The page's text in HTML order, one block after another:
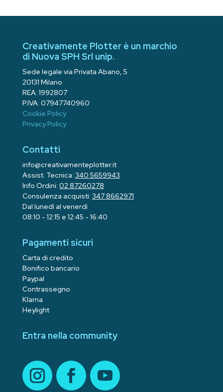
Creativamente Plotter è un marchio
di Nuova SPH Srl unip.
Sede legale via Privata Abano, 5
20131 Milano
REA: 1992807
P.IVA: 07947740960
Cookie Policy
Privacy Policy
Contatti
info@creativamenteplotter.it
Assist. Tecnica: 340 5659943
Info Ordini: 02 87260278
Consulenza acquisti: 347 8662971
Dal lunedì al venerdì
08:10 - 12:15 e 12:45 - 16:40
Pagamenti sicuri
Carta di credito
Bonifico bancario
Paypal
Contrassegno
Klarna
Heylight
Entra nella community